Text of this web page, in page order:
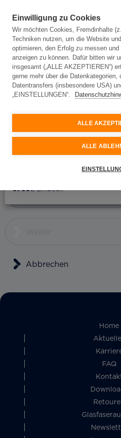
Adresseingabe
Glasfaser an Ihrem Standort
Hausnummer
Abbrechen
Home
FAQ
Einwilligung zu Cookies
Wir möchten Cookies, Fremdinhalte
Techniken nutzen, um die Website
optimieren, den Erfolg zu messen
anzeigen zu können. Dafür bitten wir
insgesamt („ALLE AKZEPTIEREN“)
gerne mehr über die
Datentransfers (insbesondere USA)
„EINSTELLUNGEN“.
ALLE
ALLE
, Bad Gandersheim
37581, Einbeck